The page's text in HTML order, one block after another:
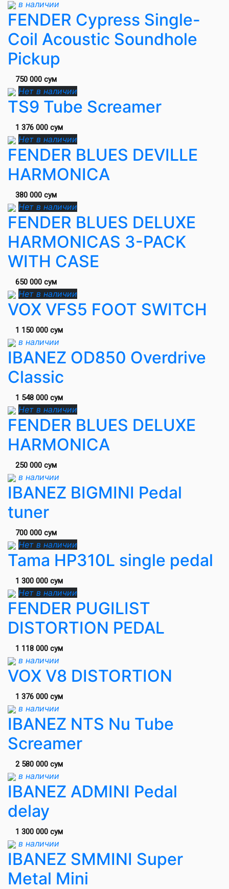
в наличии
FENDER Cypress Single-
Coil Acoustic Soundhole
Pickup
750 000 сум
Нет в наличии
TS9 Tube Screamer
1 376 000 сум
Нет в наличии
FENDER BLUES DEVILLE
HARMONICA
380 000 сум
Нет в наличии
FENDER BLUES DELUXE
HARMONICAS 3-PACK
WITH CASE
650 000 сум
Нет в наличии
VOX VFS5 FOOT SWITCH
1 150 000 сум
в наличии
IBANEZ OD850 Overdrive
Classic
1 548 000 сум
Нет в наличии
FENDER BLUES DELUXE
HARMONICA
250 000 сум
в наличии
IBANEZ BIGMINI Pedal
tuner
700 000 сум
Нет в наличии
Tama HP310L single pedal
1 300 000 сум
Нет в наличии
FENDER PUGILIST
DISTORTION PEDAL
1 118 000 сум
в наличии
VOX V8 DISTORTION
1 376 000 сум
в наличии
IBANEZ NTS Nu Tube
Screamer
2 580 000 сум
в наличии
IBANEZ ADMINI Pedal
delay
1 300 000 сум
в наличии
IBANEZ SMMINI Super
Metal Mini